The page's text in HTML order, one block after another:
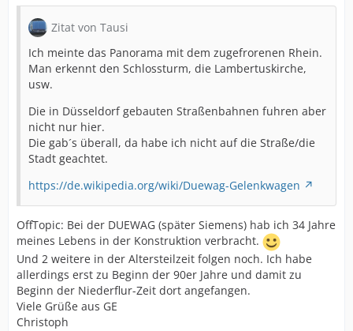
Zitat von Tausi
Ich meinte das Panorama mit dem zugefrorenen Rhein.
Man erkennt den Schlossturm, die Lambertuskirche,
usw.
Die in Düsseldorf gebauten Straßenbahnen fuhren aber
nicht nur hier.
Die gab´s überall, da habe ich nicht auf die Straße/die
Stadt geachtet.
https://de.wikipedia.org/wiki/Duewag-Gelenkwagen
OffTopic: Bei der DUEWAG (später Siemens) hab ich 34 Jahre
meines Lebens in der Konstruktion verbracht.
Und 2 weitere in der Altersteilzeit folgen noch. Ich habe
allerdings erst zu Beginn der 90er Jahre und damit zu
Beginn der Niederflur-Zeit dort angefangen.
Viele Grüße aus GE
Christoph